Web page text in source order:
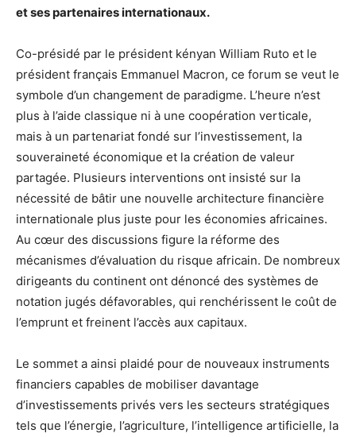
et ses partenaires internationaux.
Co-présidé par le président kényan William Ruto et le
président français Emmanuel Macron, ce forum se veut le
symbole d’un changement de paradigme. L’heure n’est
plus à l’aide classique ni à une coopération verticale,
mais à un partenariat fondé sur l’investissement, la
souveraineté économique et la création de valeur
partagée. Plusieurs interventions ont insisté sur la
nécessité de bâtir une nouvelle architecture financière
internationale plus juste pour les économies africaines.
Au cœur des discussions figure la réforme des
mécanismes d’évaluation du risque africain. De nombreux
dirigeants du continent ont dénoncé des systèmes de
notation jugés défavorables, qui renchérissent le coût de
l’emprunt et freinent l’accès aux capitaux.
Le sommet a ainsi plaidé pour de nouveaux instruments
financiers capables de mobiliser davantage
d’investissements privés vers les secteurs stratégiques
tels que l’énergie, l’agriculture, l’intelligence artificielle, la